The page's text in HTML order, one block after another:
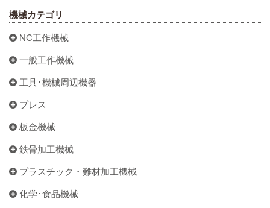
機械カテゴリ
NC工作機械
一般工作機械
工具･機械周辺機器
プレス
板金機械
鉄骨加工機械
プラスチック・難材加工機械
化学･食品機械